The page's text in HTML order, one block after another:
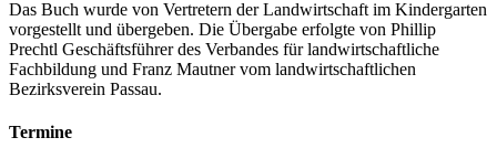
Das Buch wurde von Vertretern der Landwirtschaft im Kindergarten
vorgestellt und übergeben. Die Übergabe erfolgte von Phillip
Prechtl Geschäftsführer des Verbandes für landwirtschaftliche
Fachbildung und Franz Mautner vom landwirtschaftlichen
Bezirksverein Passau.
Termine